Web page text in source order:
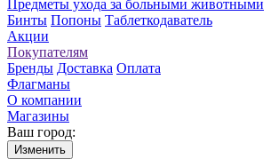
Предметы ухода за больными животными
Бинты Попоны Таблеткодаватель
Акции
Покупателям
Бренды Доставка Оплата
Флагманы
О компании
Магазины
Ваш город:
Изменить